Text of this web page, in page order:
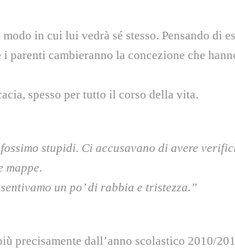
in cui lui vedrà sé stesso. Pensando di
cambieranno la concezione che
spesso per tutto il corso della vita.
stupidi. Ci accusavano di avere
mappe.
un po’ di rabbia e tristezza.”
precisamente dall’anno scolastico 2010/